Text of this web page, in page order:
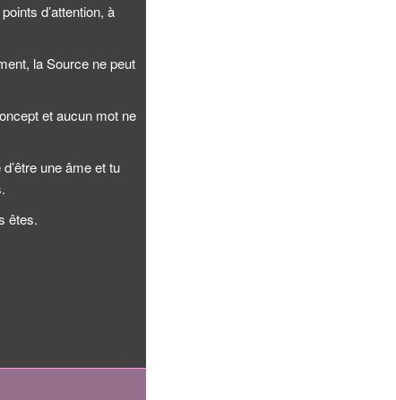
d’attention, à
la Source ne peut
et aucun mot ne
une âme et tu
êtes.